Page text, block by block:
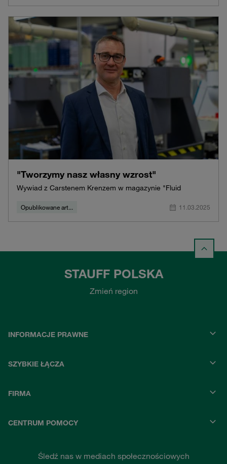
"Tworzymy nasz własny wzrost"
Wywiad z Carstenem Krenzem w magazynie "Fluid
Opublikowane art... 11.03.2025
STAUFF POLSKA
Zmień region
INFORMACJE PRAWNE
SZYBKIE ŁĄCZA
FIRMA
CENTRUM POMOCY
Śledź nas w mediach społecznościowych